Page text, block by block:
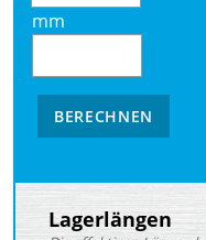
mm
BERECHNEN
Lagerlängen